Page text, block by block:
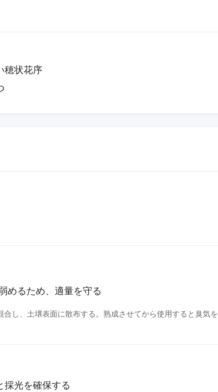
穂状花序
めるため、適量を守る
し、土壌表面に散布する。熟成させてから使用すると臭気を
採光を確保する